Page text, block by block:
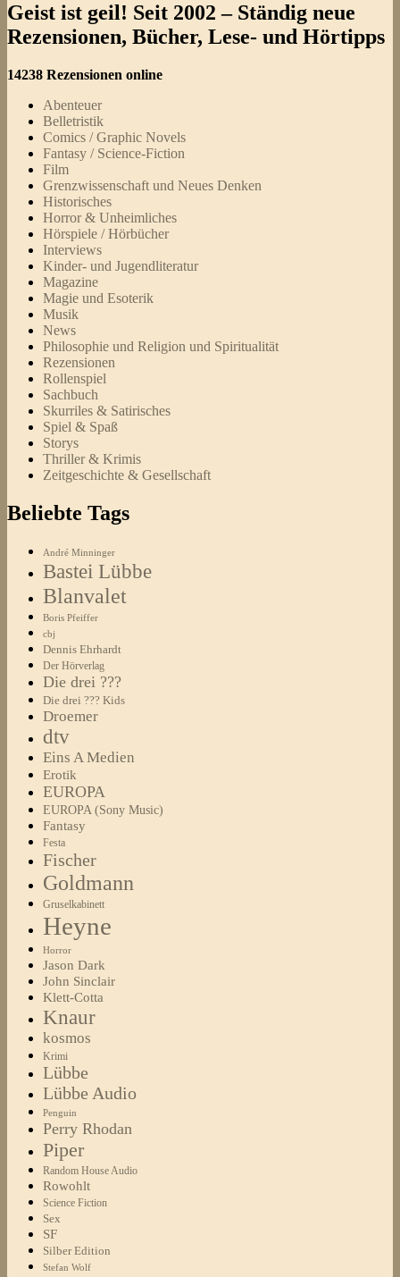
Geist ist geil! Seit 2002 – Ständig neue
Rezensionen, Bücher, Lese- und Hörtipps
14238 Rezensionen online
Abenteuer
Belletristik
Comics / Graphic Novels
Fantasy / Science-Fiction
Film
Grenzwissenschaft und Neues Denken
Historisches
Horror & Unheimliches
Hörspiele / Hörbücher
Interviews
Kinder- und Jugendliteratur
Magazine
Magie und Esoterik
Musik
News
Philosophie und Religion und Spiritualität
Rezensionen
Rollenspiel
Sachbuch
Skurriles & Satirisches
Spiel & Spaß
Storys
Thriller & Krimis
Zeitgeschichte & Gesellschaft
Beliebte Tags
André Minninger
Bastei Lübbe
Blanvalet
Boris Pfeiffer
cbj
Dennis Ehrhardt
Der Hörverlag
Die drei ???
Die drei ??? Kids
Droemer
dtv
Eins A Medien
Erotik
EUROPA
EUROPA (Sony Music)
Fantasy
Festa
Fischer
Goldmann
Gruselkabinett
Heyne
Horror
Jason Dark
John Sinclair
Klett-Cotta
Knaur
kosmos
Krimi
Lübbe
Lübbe Audio
Penguin
Perry Rhodan
Piper
Random House Audio
Rowohlt
Science Fiction
Sex
SF
Silber Edition
Stefan Wolf